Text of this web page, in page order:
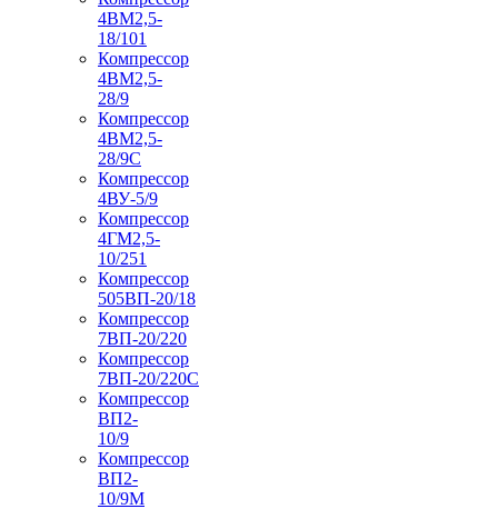
4ВМ2,5-
18/101
Компрессор
4ВМ2,5-
28/9
Компрессор
4ВМ2,5-
28/9С
Компрессор
4ВУ-5/9
Компрессор
4ГМ2,5-
10/251
Компрессор
505ВП-20/18
Компрессор
7ВП-20/220
Компрессор
7ВП-20/220С
Компрессор
ВП2-
10/9
Компрессор
ВП2-
10/9М